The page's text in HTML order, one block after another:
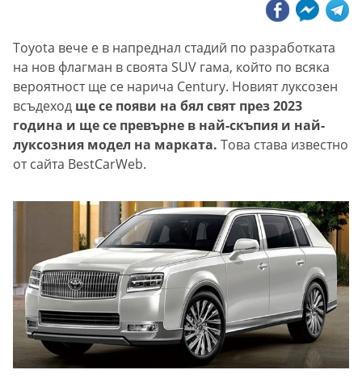
Toyota вече е в напреднал стадий по разработката
на нов флагман в своята SUV гама, който по всяка
вероятност ще се нарича Century. Новият луксозен
всъдеход ще се появи на бял свят през 2023
година и ще се превърне в най-скъпия и най-
луксозния модел на марката. Това става известно
от сайта BestCarWeb.